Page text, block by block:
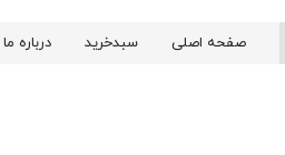
صفحه اصلی سبدخرید درباره ما